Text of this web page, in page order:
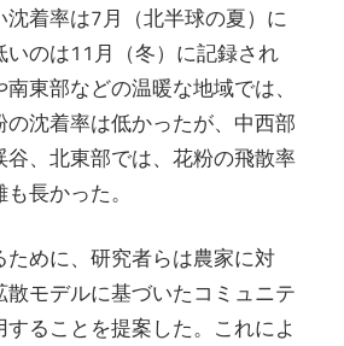
着率は7月（北半球の夏）に
のは11月（冬）に記録され
東部などの温暖な地域では、
沈着率は低かったが、中西部
、北東部では、花粉の飛散率
長かった。
ために、研究者らは農家に対
散モデルに基づいたコミュニテ
することを提案した。これによ